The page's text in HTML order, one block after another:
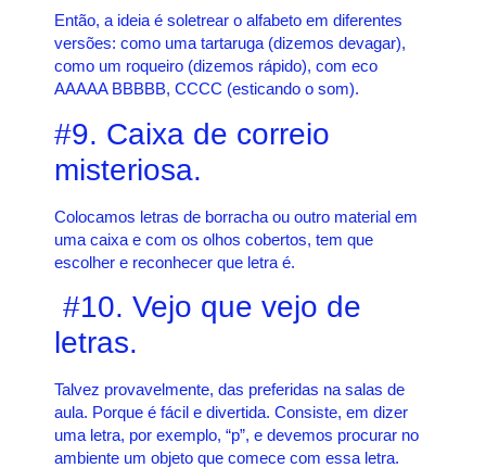
Então, a ideia é soletrear o alfabeto em diferentes
versões: como uma tartaruga (dizemos devagar),
como um roqueiro (dizemos rápido), com eco
AAAAA BBBBB, CCCC (esticando o som).
#9. Caixa de correio
misteriosa.
Colocamos letras de borracha ou outro material em
uma caixa e com os olhos cobertos, tem que
escolher e reconhecer que letra é.
#10. Vejo que vejo de
letras.
Talvez provavelmente, das preferidas na salas de
aula. Porque é fácil e divertida. Consiste, em dizer
uma letra, por exemplo, “p”, e devemos procurar no
ambiente um objeto que comece com essa letra.